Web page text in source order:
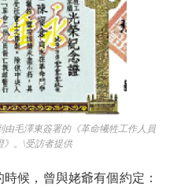
毛澤東簽署的《革命犧牲工作人員
》。\受訪者提供
，曾與姥爺有個約定：